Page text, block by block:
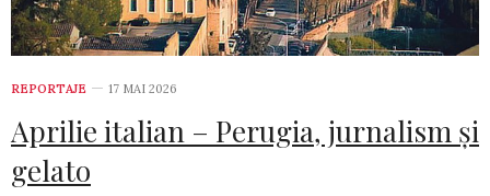
REPORTAJE 17 MAI 2026
Aprilie italian – Perugia, jurnalism și
gelato